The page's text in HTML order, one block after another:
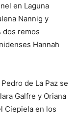
en Laguna
Nannig y
dos remos
Hannah
de La Paz se
Galfre y Oriana
Ciepiela en los